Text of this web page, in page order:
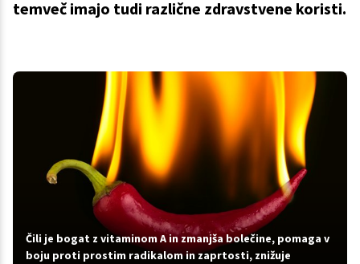
temveč imajo tudi različne zdravstvene koristi.
Čili je bogat z vitaminom A in zmanjša bolečine, pomaga v
boju proti prostim radikalom in zaprtosti, znižuje